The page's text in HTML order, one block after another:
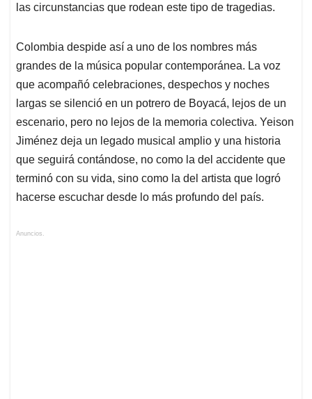
las circunstancias que rodean este tipo de tragedias.
Colombia despide así a uno de los nombres más
grandes de la música popular contemporánea. La voz
que acompañó celebraciones, despechos y noches
largas se silenció en un potrero de Boyacá, lejos de un
escenario, pero no lejos de la memoria colectiva. Yeison
Jiménez deja un legado musical amplio y una historia
que seguirá contándose, no como la del accidente que
terminó con su vida, sino como la del artista que logró
hacerse escuchar desde lo más profundo del país.
Anuncios.